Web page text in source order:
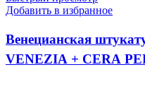
Добавить в избранное
Венецианская
VENEZIA + CERA